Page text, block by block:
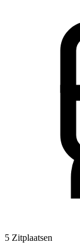
5 Zitplaatsen